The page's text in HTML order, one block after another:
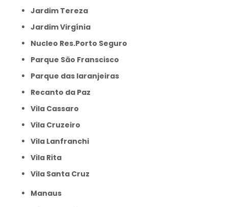
Jardim Tereza
Jardim Virgínia
Nucleo Res.Porto Seguro
Parque São Franscisco
Parque das laranjeiras
Recanto da Paz
Vila Cassaro
Vila Cruzeiro
Vila Lanfranchi
Vila Rita
Vila Santa Cruz
Manaus